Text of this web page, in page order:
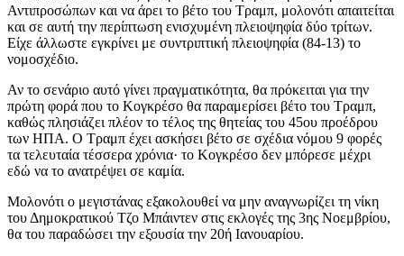
Αντιπροσώπων και να άρει το βέτο του Τραμπ, μολονότι απαιτείται
και σε αυτή την περίπτωση ενισχυμένη πλειοψηφία δύο τρίτων.
Είχε άλλωστε εγκρίνει με συντριπτική πλειοψηφία (84-13) το
νομοσχέδιο.
Αν το σενάριο αυτό γίνει πραγματικότητα, θα πρόκειται για την
πρώτη φορά που το Κογκρέσο θα παραμερίσει βέτο του Τραμπ,
καθώς πλησιάζει πλέον το τέλος της θητείας του 45ου προέδρου
των ΗΠΑ. Ο Τραμπ έχει ασκήσει βέτο σε σχέδια νόμου 9 φορές
τα τελευταία τέσσερα χρόνια· το Κογκρέσο δεν μπόρεσε μέχρι
εδώ να το ανατρέψει σε καμία.
Μολονότι ο μεγιστάνας εξακολουθεί να μην αναγνωρίζει τη νίκη
του Δημοκρατικού Τζο Μπάιντεν στις εκλογές της 3ης Νοεμβρίου,
θα του παραδώσει την εξουσία την 20ή Ιανουαρίου.